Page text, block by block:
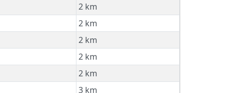
2 km
2 km
2 km
2 km
2 km
3 km